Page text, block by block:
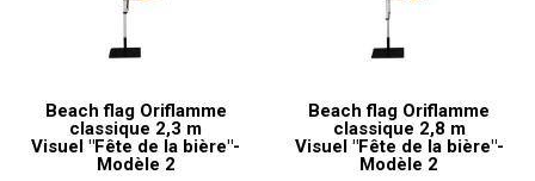
Beach flag Oriflamme
classique 2,3 m
Visuel "Fête de la bière"-
Modèle 2
Beach flag Oriflamme
classique 2,8 m
Visuel "Fête de la bière"-
Modèle 2